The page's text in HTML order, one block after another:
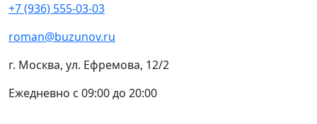
+7 (936) 555-03-03
roman@buzunov.ru
г. Москва, ул. Ефремова, 12/2
Ежедневно с 09:00 до 20:00